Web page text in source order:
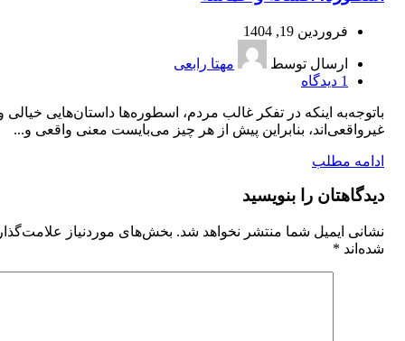
فروردین 19, 1404
ارسال توسط
مهتا رابعی
1 دیدگاه
باتوجه‌به اينكه در تفكر غالب مردم، اسطوره‌ها داستان‌هايی خيالی
غيرواقعی‌اند، بنابراين پيش از هر چيز می‌بايست معنی واقعی و...
ادامه مطلب
دیدگاهتان را بنویسید
نشانی ایمیل شما منتشر نخواهد شد. بخش‌های موردنیاز
شده‌اند *